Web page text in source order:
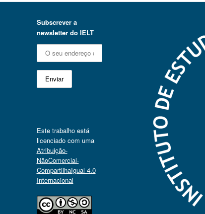
Subscrever a
newsletter do IELT
Este trabalho está
licenciado com uma
Atribuição-
NãoComercial-
CompartilhaIgual 4.0
Internacional